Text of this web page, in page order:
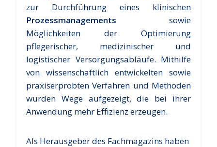
zur Durchführung eines klinischen
Prozessmanagements
sowie
Möglichkeiten der Optimierung
pflegerischer, medizinischer und
logistischer Versorgungsabläufe. Mithilfe
von wissenschaftlich entwickelten sowie
praxiserprobten Verfahren und Methoden
wurden Wege aufgezeigt, die bei ihrer
Anwendung mehr Effizienz erzeugen.
Als Herausgeber des Fachmagazins haben